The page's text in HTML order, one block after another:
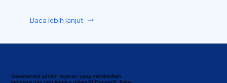
Generatived adalah layanan yang memberikan
Baca lebih lanjut